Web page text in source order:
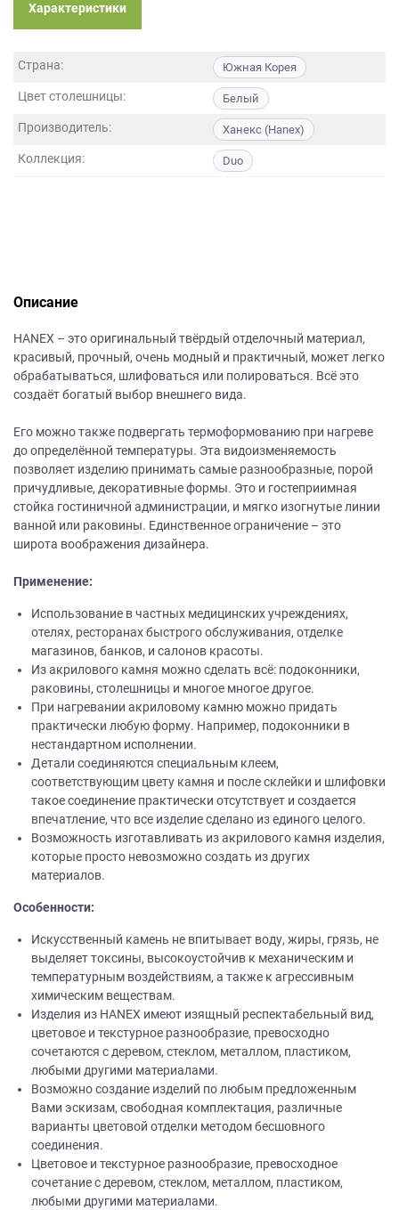
Характеристики
Страна: Южная Корея
Цвет столешницы: Белый
Производитель: Ханекс (Hanex)
Коллекция: Duo
Описание
НANEХ – это оригинальный твёрдый отделочный материал,
красивый, прочный, очень модный и практичный, может легко
обрабатываться, шлифоваться или полироваться. Всё это
создаёт богатый выбор внешнего вида.
Его можно также подвергать термоформованию при нагреве
до определённой температуры. Эта видоизменяемость
позволяет изделию принимать самые разнообразные, порой
причудливые, декоративные формы. Это и гостеприимная
стойка гостиничной администрации, и мягко изогнутые линии
ванной или раковины. Единственное ограничение – это
широта воображения дизайнера.
Применение:
Использование в частных медицинских учреждениях,
отелях, ресторанах быстрого обслуживания, отделке
магазинов, банков, и салонов красоты.
Из акрилового камня можно сделать всё: подоконники,
раковины, столешницы и многое многое другое.
При нагревании акриловому камню можно придать
практически любую форму. Например, подоконники в
нестандартном исполнении.
Детали соединяются специальным клеем,
соответствующим цвету камня и после склейки и шлифовки
такое соединение практически отсутствует и создается
впечатление, что все изделие сделано из единого целого.
Возможность изготавливать из акрилового камня изделия,
которые просто невозможно создать из других
материалов.
Особенности:
Искусственный камень не впитывает воду, жиры, грязь, не
выделяет токсины, высокоустойчив к механическим и
температурным воздействиям, а также к агрессивным
химическим веществам.
Изделия из НANEХ имеют изящный респектабельный вид,
цветовое и текстурное разнообразие, превосходно
сочетаются с деревом, стеклом, металлом, пластиком,
любыми другими материалами.
Возможно создание изделий по любым предложенным
Вами эскизам, свободная комплектация, различные
варианты цветовой отделки методом бесшовного
соединения.
Цветовое и текстурное разнообразие, превосходное
сочетание с деревом, стеклом, металлом, пластиком,
любыми другими материалами.
данных.